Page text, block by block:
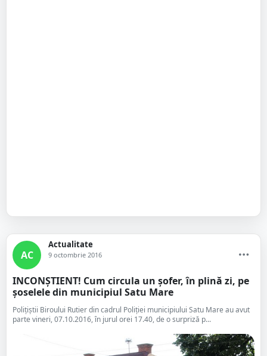
AC
Actualitate
9 octombrie 2016
INCONȘTIENT! Cum circula un șofer, în plină zi, pe
șoselele din municipiul Satu Mare
Polițiștii Biroului Rutier din cadrul Poliției municipiului Satu Mare au avut
parte vineri, 07.10.2016, în jurul orei 17.40, de o surpriză p...